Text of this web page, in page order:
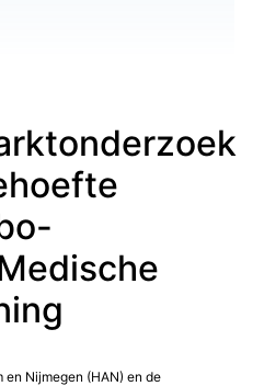
en Nijmegen (HAN) en de